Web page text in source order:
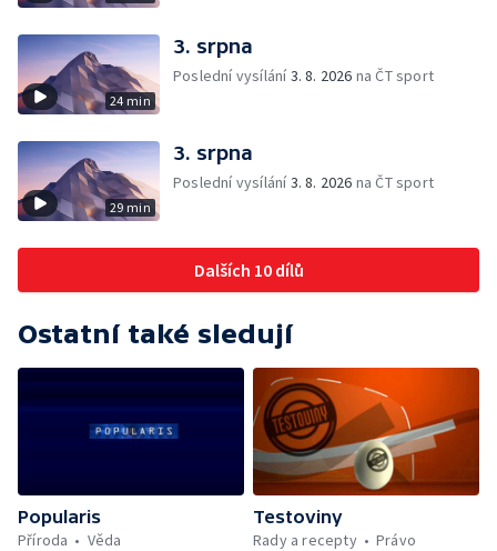
24 min
3. srpna
Poslední vysílání3. 8. 2026 na ČT sport
29 min
3. srpna
Poslední vysílání3. 8. 2026 na ČT sport
Dalších 10 dílů
Ostatní také sledují
Popularis
Příroda
Věda
Testoviny
Rady a recepty
Právo